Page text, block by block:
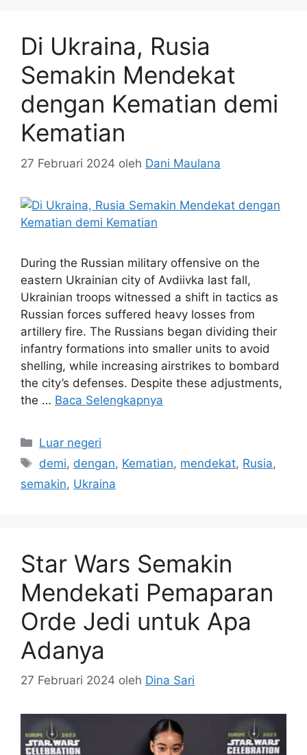
Di Ukraina, Rusia
Semakin Mendekat
dengan Kematian demi
Kematian
27 Februari 2024 oleh Dani Maulana
During the Russian military offensive on the
eastern Ukrainian city of Avdiivka last fall,
Ukrainian troops witnessed a shift in tactics as
Russian forces suffered heavy losses from
artillery fire. The Russians began dividing their
infantry formations into smaller units to avoid
shelling, while increasing airstrikes to bombard
the city’s defenses. Despite these adjustments,
the … Baca Selengkapnya
Kategori
Luar negeri
Tag
demi, dengan, Kematian, mendekat, Rusia,
semakin, Ukraina
Star Wars Semakin
Mendekati Pemaparan
Orde Jedi untuk Apa
Adanya
27 Februari 2024 oleh Dina Sari